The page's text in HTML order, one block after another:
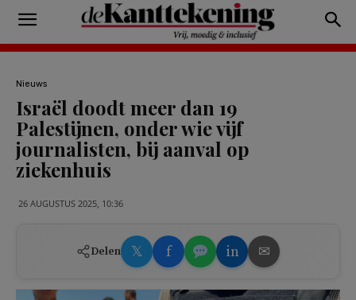
Nieuws
Israël doodt meer dan 19
Palestijnen, onder wie vijf
journalisten, bij aanval op
ziekenhuis
26 AUGUSTUS 2025, 10:36
Delen 𝕏 f in ✉